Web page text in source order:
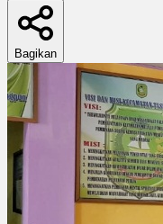
Bagikan